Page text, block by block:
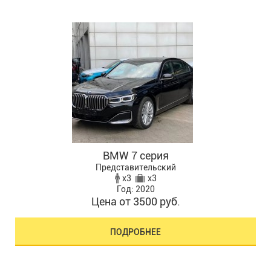
BMW 7 серия
Представительский
x3
x3
Год: 2020
Цена от 3500 руб.
ПОДРОБНЕЕ